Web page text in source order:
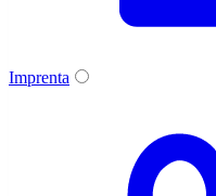
Imprenta